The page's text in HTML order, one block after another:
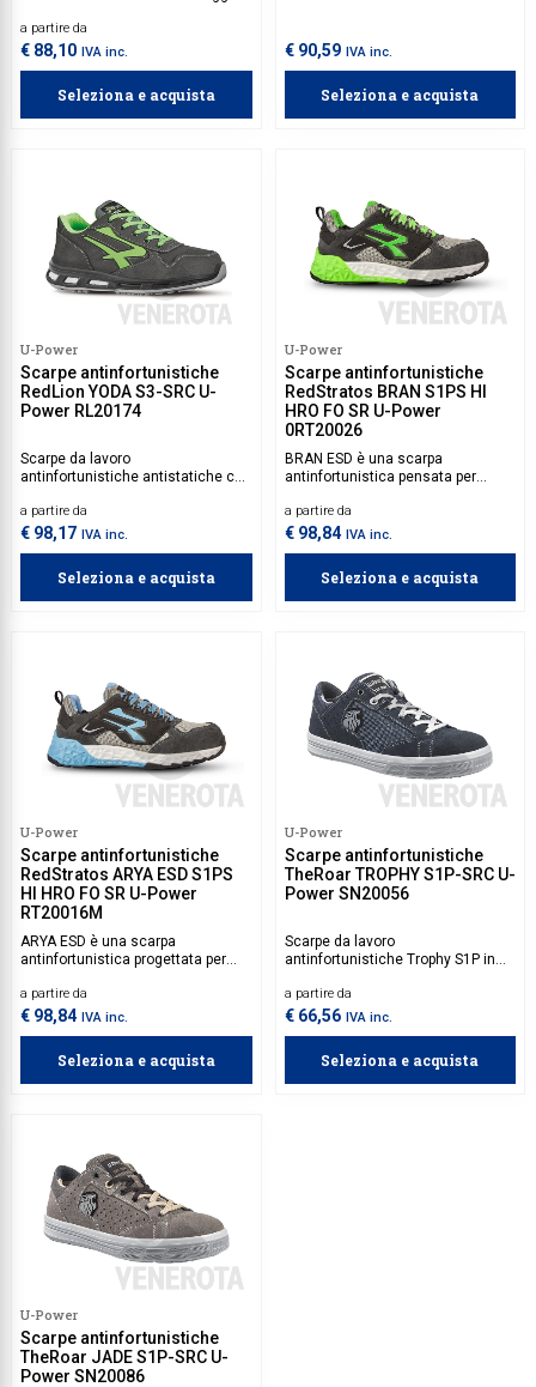
alluminio e sistema
antiperforazione Save & Flex Plus e
suola PU/PU infinergy.
a partire da
€ 88,10 IVA inc.
Seleziona e acquista
puntale in alluminio e suola
antiscivolamento PU/PU infinergy,
sul tallone.
€ 90,59 IVA inc.
Seleziona e acquista
U-Power
Scarpe antinfortunistiche
RedLion YODA S3-SRC U-
Power RL20174
Scarpe da lavoro
antinfortunistiche antistatiche con
scamosciata, puntale in alluminio
e suola antiscivolamento PU/PU
infinergy, che restituisce il 55% di
a partire da
€ 98,17 IVA inc.
Seleziona e acquista
U-Power
Scarpe antinfortunistiche
RedStratos BRAN S1PS HI
HRO FO SR U-Power
0RT20026
BRAN ESD è una scarpa
antinfortunistica pensata per
tomaia in U-KNIT elasticizzato con
pelle scamosciata offre flessibilità
e comfort, mentre la suola Super
l’affaticamento restituendo
energia a ogni passo. Classe di
a partire da
€ 98,84 IVA inc.
Seleziona e acquista
U-Power
Scarpe antinfortunistiche
RedStratos ARYA ESD S1PS
HI HRO FO SR U-Power
RT20016M
ARYA ESD è una scarpa
antinfortunistica progettata per
ritorno di energia. La tomaia in U-
KNIT elasticizzato con lavorazione
laser e inserti in pelle
traspirabilità e calzata dinamica.
Puntale NanoFiber metal free,
protezione e benessere durante
tutta la giornata lavorativa.
a partire da
€ 98,84 IVA inc.
Seleziona e acquista
U-Power
Scarpe antinfortunistiche
TheRoar TROPHY S1P-SRC U-
Power SN20056
Scarpe da lavoro
antinfortunistiche Trophy S1P in
traspirante con inserti in morbida
pelle scamosciata.
a partire da
€ 66,56 IVA inc.
Seleziona e acquista
U-Power
Scarpe antinfortunistiche
TheRoar JADE S1P-SRC U-
Power SN20086